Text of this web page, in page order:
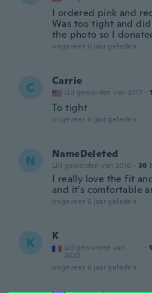
I ordered pink and
Was too tight and
the photo so I
ongeveer 6 jaar geleden
C Carrie
Lid geworden van 2017 ·
To tight
ongeveer 6 jaar geleden
N NameDeleted
Lid geworden van 2016 · 38
I really love the fit
and it’s comfortable
ongeveer 6 jaar geleden
K K
Lid geworden van
2020
·
ongeveer 6 jaar geleden